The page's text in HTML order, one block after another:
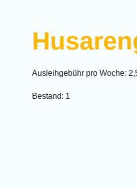
Ausleihgebühr pro Woche:
Bestand: 1